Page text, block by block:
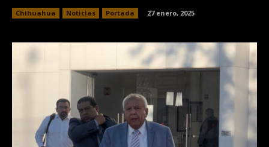
Chihuahua Noticias Portada 27 enero, 2025